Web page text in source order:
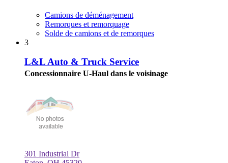
Camions de déménagement
Remorques et remorquage
Solde de camions et de remorques
3
L&L Auto & Truck Service
Concessionnaire U-Haul dans le voisinage
301 Industrial Dr